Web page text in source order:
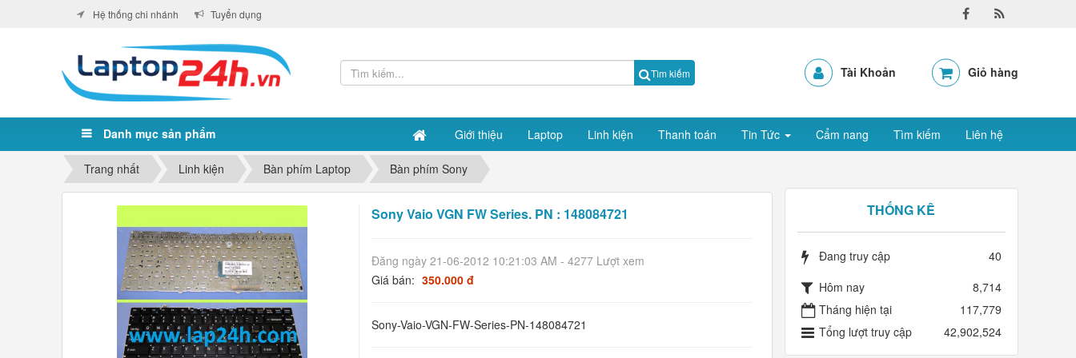
Tìm kiếm Tài Khoản Giỏ hàng
Danh mục sản phẩm Giới thiệu Laptop Linh kiện Thanh toán Tin Tức Cẩm nang Tìm kiếm Liên hệ
Hệ thống chi nhánh Tuyển dụng
Trang nhất Linh kiện Bàn phím Laptop Bàn phím Sony
Sony Vaio VGN FW Series. PN : 148084721
Đăng ngày 21-06-2012 10:21:03 AM - 4277 Lượt xem
Giá bán: 350.000 đ
Sony-Vaio-VGN-FW-Series-PN-148084721
THỐNG KÊ
Đang truy cập
40
Hôm nay
8,714
Tháng hiện tại
117,779
Tổng lượt truy cập
42,902,524